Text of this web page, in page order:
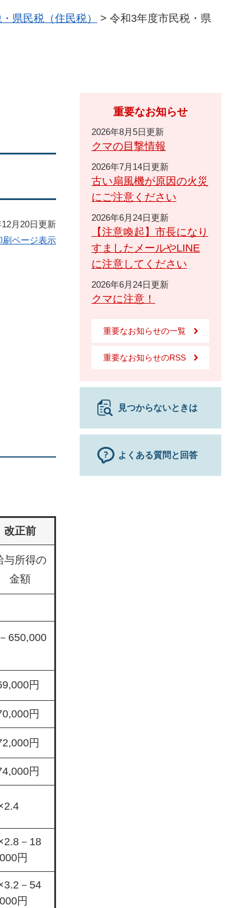
県民税（住民税） > 令和3年度市民税・県
月20日更新
刷ページ表示
改正前
与所得の
金額
650,000
円
円
円
円
－18
円
－54
円
重要なお知らせ
2026年8月5日更新
クマの目撃情報
2026年7月14日更新
古い扇風機が原因の火災
にご注意ください
2026年6月24日更新
【注意喚起】市長になり
すましたメールやLINE
に注意してください
2026年6月24日更新
クマに注意！
重要なお知らせの一覧
重要なお知らせのRSS
見つからないときは
よくある質問と回答